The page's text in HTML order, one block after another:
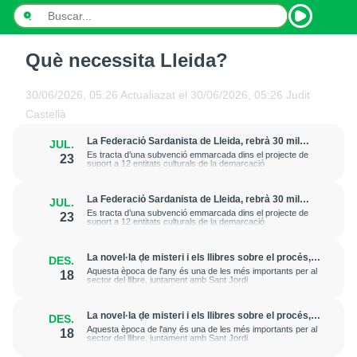
PODCASTS
ESPORTS
Què necessita Lleida?
30/06/2026, 05:26 Actualiazat el 30/06/2026, 05:26 Judit
Castellà
JUL.
23
La Federació Sardanista de Lleida, rebrà 30 mil
euros anuals de l’IEI fins al 2023
Es tracta d’una subvenció emmarcada dins el projecte de
suport a 12 entitats culturals de la demarcació
JUL.
23
La Federació Sardanista de Lleida, rebrà 30 mil
euros anuals de l’IEI fins al 2023
Es tracta d’una subvenció emmarcada dins el projecte de
suport a 12 entitats culturals de la demarcació
DES.
18
La novel·la de misteri i els llibres sobre el procés,
entre els més sol·licitats per regalar aquest Nadal
Aquesta època de l'any és una de les més importants per al
sector del llibre, juntament amb Sant Jordi
DES.
18
La novel·la de misteri i els llibres sobre el procés,
entre els més sol·licitats per regalar aquest Nadal
Aquesta època de l'any és una de les més importants per al
sector del llibre, juntament amb Sant Jordi